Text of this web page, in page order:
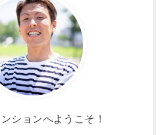
ションへようこそ！